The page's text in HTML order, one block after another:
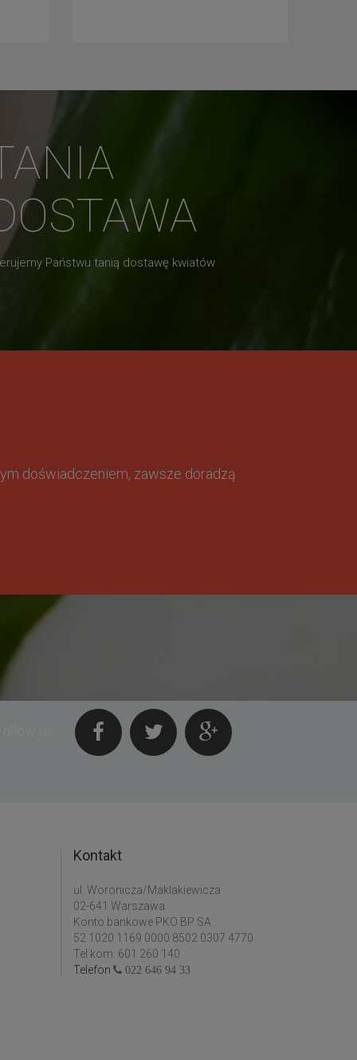
Państwu tanią dostawę kwiatów
doświadczeniem, zawsze doradzą
Kontakt
ul. Woronicza/Maklakiewicza
02-641 Warszawa
Konto bankowe PKO BP SA :
52 1020 1169 0000 8502 0307 4770
Tel kom: 601 260 140
Telefon
022 646 94 33